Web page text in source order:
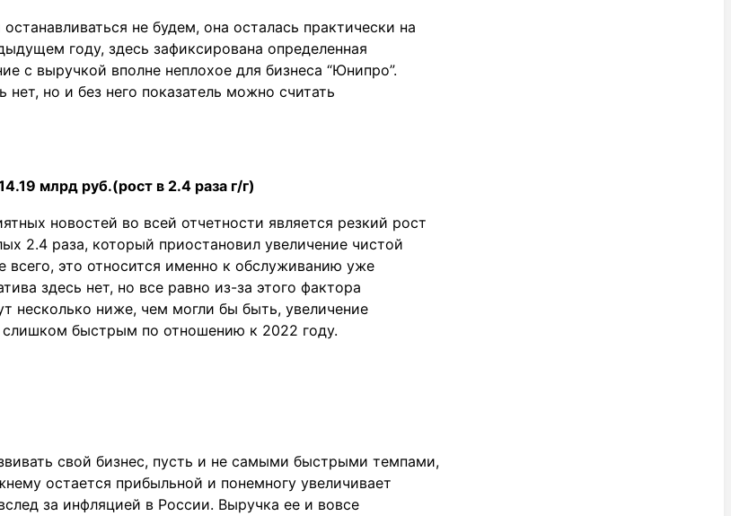
не будем, она осталась практически на
году, здесь зафиксирована определенная
с выручкой вполне неплохое для бизнеса “Юнипро”.
нет, но и без него показатель можно считать
млрд руб.(рост в 2.4 раза г/г)
новостей во всей отчетности является резкий рост
2.4 раза, который приостановил увеличение чистой
всего, это относится именно к обслуживанию уже
здесь нет, но все равно из-за этого фактора
несколько ниже, чем могли бы быть, увеличение
слишком быстрым по отношению к 2022 году.
свой бизнес, пусть и не самыми быстрыми темпами,
остается прибыльной и понемногу увеличивает
за инфляцией в России. Выручка ее и вовсе